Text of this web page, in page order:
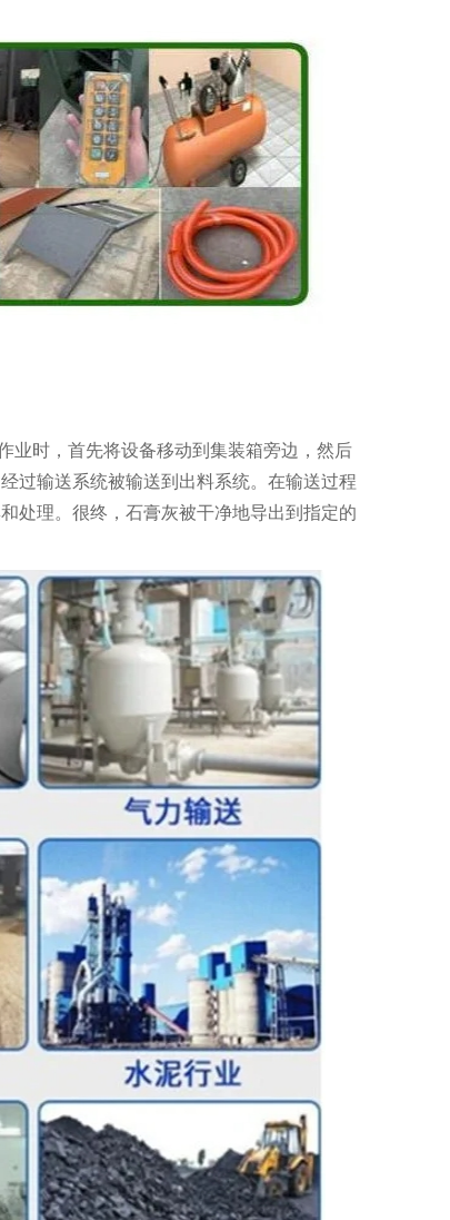
业时，首先将设备移动到集装箱旁边，然后
过输送系统被输送到出料系统。在输送过程
处理。很终，石膏灰被干净地导出到指定的